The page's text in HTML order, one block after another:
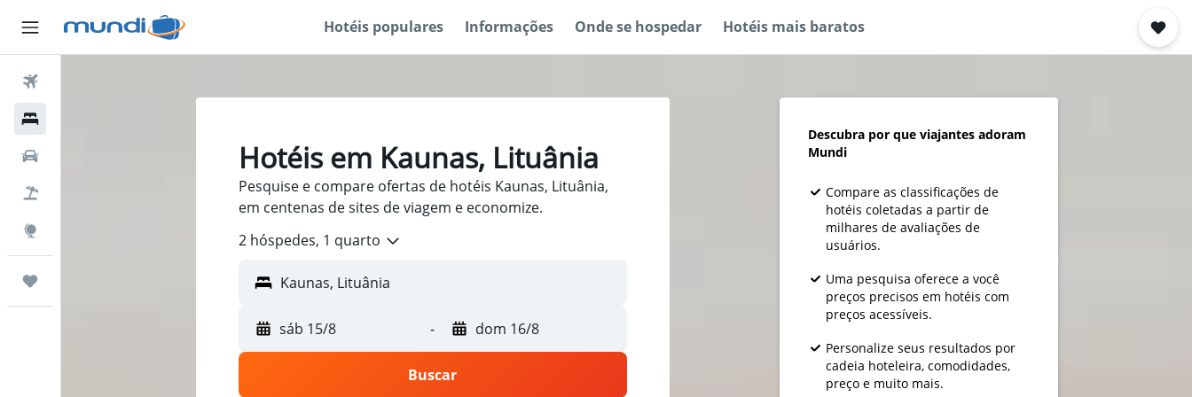
Hotéis populares Informações Onde se hospedar Hotéis mais baratos
Hotéis em Kaunas, Lituânia
Pesquise e compare ofertas de hotéis Kaunas, Lituânia,
em centenas de sites de viagem e economize.
2 hóspedes, 1 quarto
sáb 15/8 - dom 16/8
Buscar
Descubra por que viajantes adoram
Mundi
Compare as classificações de
hotéis coletadas a partir de
milhares de avaliações de
usuários.
Uma pesquisa oferece a você
preços precisos em hotéis com
preços acessíveis.
Personalize seus resultados por
cadeia hoteleira, comodidades,
preço e muito mais.